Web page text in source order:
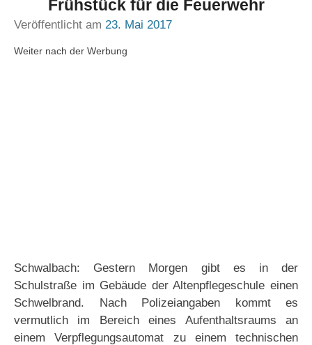
Frühstück für die Feuerwehr
Veröffentlicht am 23. Mai 2017
Weiter nach der Werbung
Schwalbach: Gestern Morgen gibt es in der
Schulstraße im Gebäude der Altenpflegeschule einen
Schwelbrand. Nach Polizeiangaben kommt es
vermutlich im Bereich eines Aufenthaltsraums an
einem Verpflegungsautomat zu einem technischen